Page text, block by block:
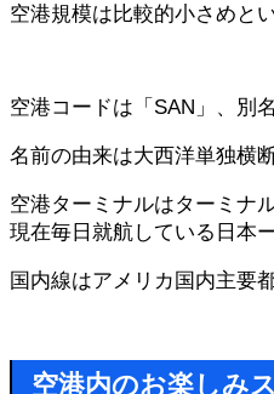
空港規模は比較的小さめと
空港コードは「SAN」、別
名前の由来は大西洋単独横
空港ターミナルはターミナ
現在毎日就航している日本
国内線はアメリカ国内主要
空港内のお楽しみ